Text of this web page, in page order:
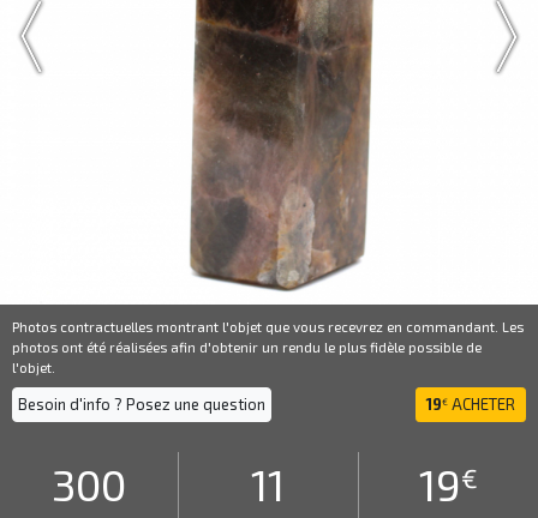
Photos contractuelles montrant l'objet que vous recevrez en commandant. Les
photos ont été réalisées afin d'obtenir un rendu le plus fidèle possible de
l'objet.
Besoin d'info ? Posez une question 19€ ACHETER
300 11 19€